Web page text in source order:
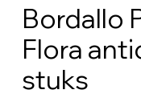
Bordallo
Flora
stuks